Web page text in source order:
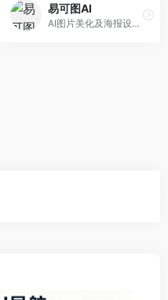
易可图AI
AI图片美化及海报设计平台，专注于电商视觉设计。面向电商卖家，提供图片美化、海报设计、营销素材等服务，设计效率高。